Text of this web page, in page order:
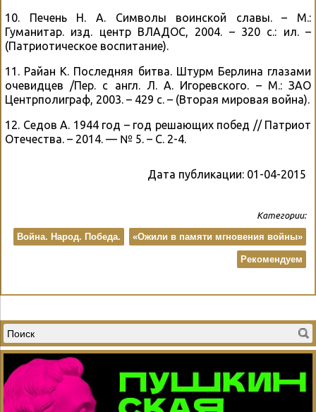
10. Печень Н. А. Символы воинской славы. – М.:
Гуманитар. изд. центр ВЛАДОС, 2004. – 320 с.: ил. –
(Патриотическое воспитание).
11. Райан К. Последняя битва. Штурм Берлина глазами
очевидцев /Пер. с англ. Л. А. Игоревского. – М.: ЗАО
Центрполиграф, 2003. – 429 с. – (Вторая мировая война).
12. Седов А. 1944 год – год решающих побед // Патриот
Отечества. – 2014. — № 5. – С. 2-4.
Дата публикации: 01-04-2015
Категории:
«Ожили в памяти мгновения войны»
Война. Народ. Победа.
Рекомендуем